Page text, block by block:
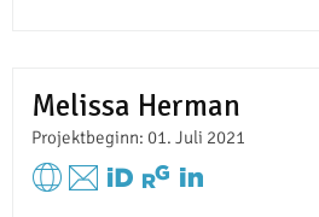
Melissa Herman
Projektbeginn: 01. Juli 2021